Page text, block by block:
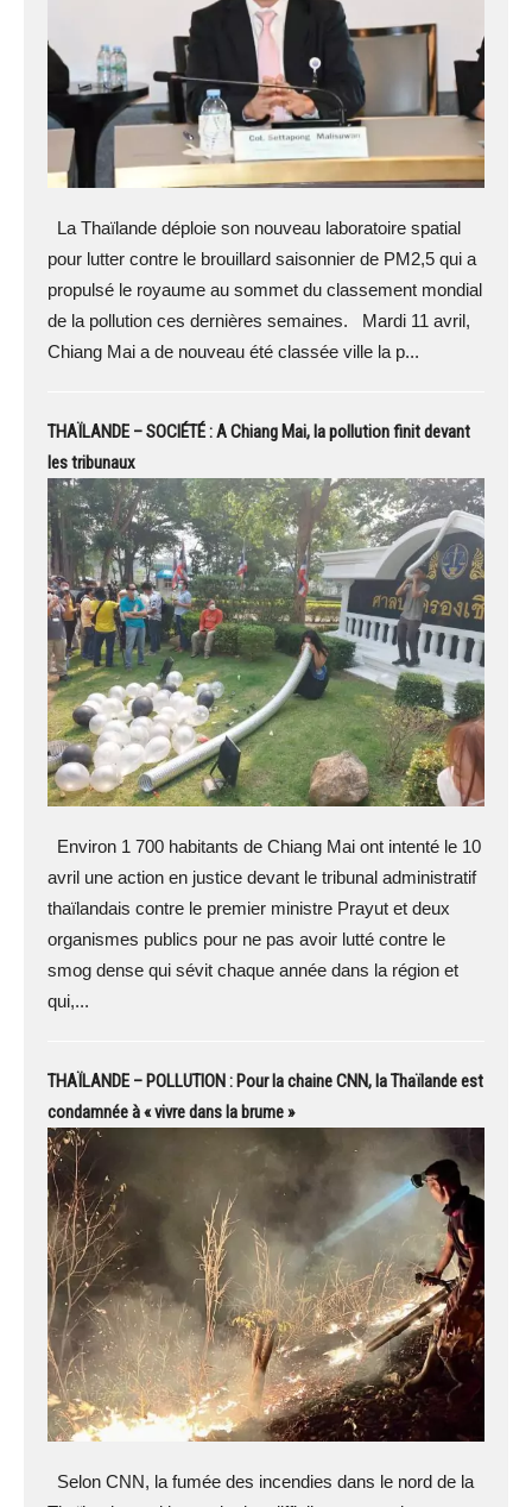
La Thaïlande déploie son nouveau laboratoire spatial
pour lutter contre le brouillard saisonnier de PM2,5 qui a
propulsé le royaume au sommet du classement mondial
de la pollution ces dernières semaines. Mardi 11 avril,
Chiang Mai a de nouveau été classée ville la p...
THAÏLANDE – SOCIÉTÉ : A Chiang Mai, la pollution finit devant
les tribunaux
Environ 1 700 habitants de Chiang Mai ont intenté le 10
avril une action en justice devant le tribunal administratif
thaïlandais contre le premier ministre Prayut et deux
organismes publics pour ne pas avoir lutté contre le
smog dense qui sévit chaque année dans la région et
qui,...
THAÏLANDE – POLLUTION : Pour la chaine CNN, la Thaïlande est
condamnée à « vivre dans la brume »
Selon CNN, la fumée des incendies dans le nord de la